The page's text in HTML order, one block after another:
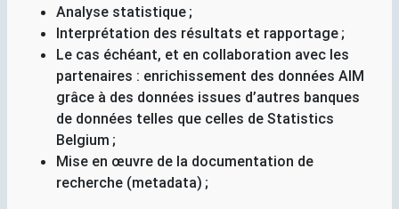
Analyse statistique ;
Interprétation des résultats et rapportage ;
Le cas échéant, et en collaboration avec les
partenaires : enrichissement des données AIM
grâce à des données issues d’autres banques
de données telles que celles de Statistics
Belgium ;
Mise en œuvre de la documentation de
recherche (metadata) ;